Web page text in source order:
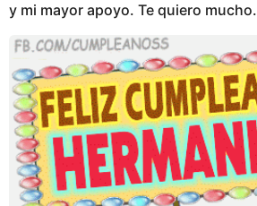
y mi mayor apoyo. Te quiero mucho.